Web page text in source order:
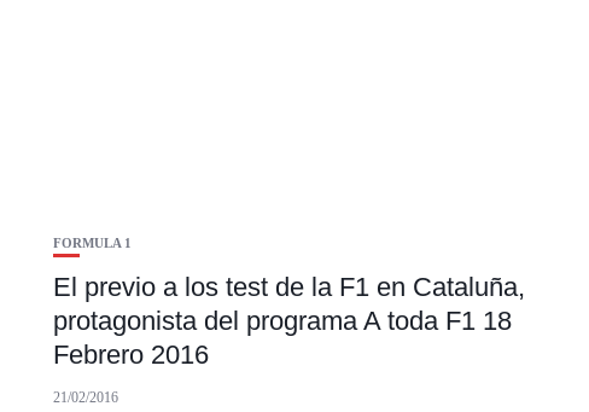
FORMULA 1
El previo a los test de la F1 en Cataluña,
protagonista del programa A toda F1 18
Febrero 2016
21/02/2016